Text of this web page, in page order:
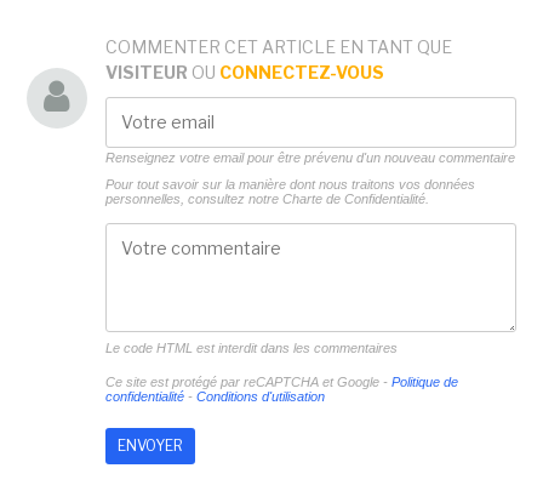
COMMENTER CET ARTICLE EN TANT QUE
VISITEUR OU CONNECTEZ-VOUS
Renseignez votre email pour être prévenu d'un nouveau commentaire
Pour tout savoir sur la manière dont nous traitons vos données
personnelles, consultez notre Charte de Confidentialité.
Le code HTML est interdit dans les commentaires
Ce site est protégé par reCAPTCHA et Google - Politique de
confidentialité- Conditions d'utilisation